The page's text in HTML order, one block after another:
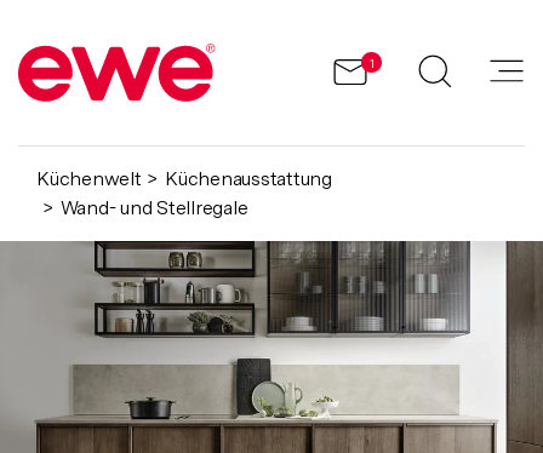
1
Küchenwelt
Küchenausstattung
Wand- und Stellregale